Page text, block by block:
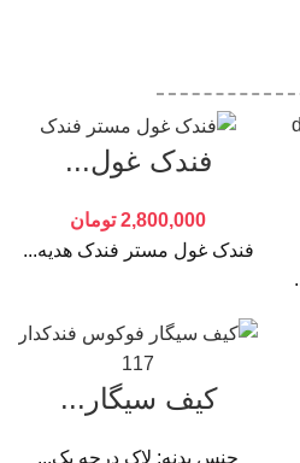
فندک غول...
2,800,000 تومان
فندک غول مستر فندک هدیه...
کیف سیگار...
جنس بدنه: لاک درجه یک...